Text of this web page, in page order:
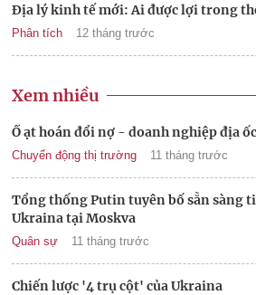
Địa lý kinh tế mới: Ai được lợi trong
Phân tích 12 tháng trước
Xem nhiều
Ồ ạt hoán đổi nợ - doanh nghiệp địa
Chuyển động thị trường 11 tháng trước
Tổng thống Putin tuyên bố sẵn sàng
Ukraina tại Moskva
Quân sự 11 tháng trước
Chiến lược '4 trụ cột' của Ukraina